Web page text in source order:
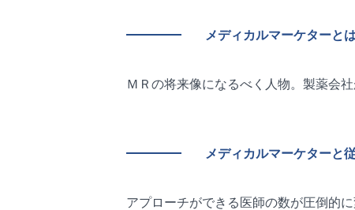
メディカルマーケターとは
ＭＲの将来像になるべく人物。製薬会
メディカルマーケターと
アプローチができる医師の数が圧倒的